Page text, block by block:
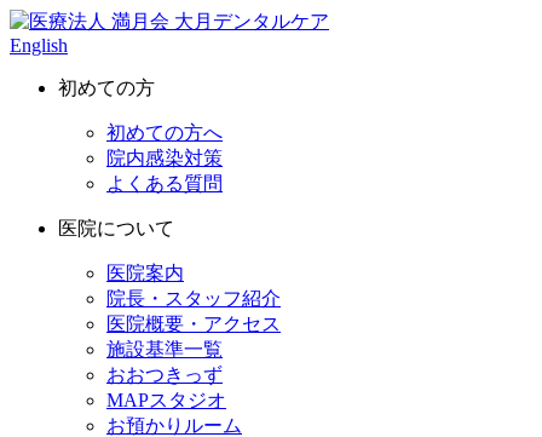
English
初めての方
初めての方へ
院内感染対策
よくある質問
医院について
医院案内
院長・スタッフ紹介
医院概要・アクセス
施設基準一覧
おおつきっず
MAPスタジオ
お預かりルーム